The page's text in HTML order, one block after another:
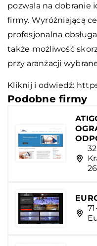
pozwala na dobranie
firmy. Wyróżniającą
profesjonalna
także możliwość
przy aranżacji
Kliknij i odwiedź:
Podobne firmy